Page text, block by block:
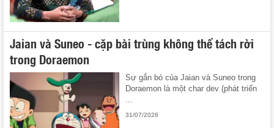
Jaian và Suneo - cặp bài trùng không thể tách rời
trong Doraemon
Sự gắn bó của Jaian và Suneo trong
Doraemon là một char dev (phát triển
...
31/07/2026